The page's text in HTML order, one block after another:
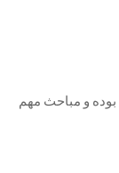
بوده و مباحث مهم